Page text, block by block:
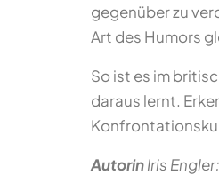
gegenüber zu
Art des Humors
So ist es im
daraus lernt.
AutorinIris